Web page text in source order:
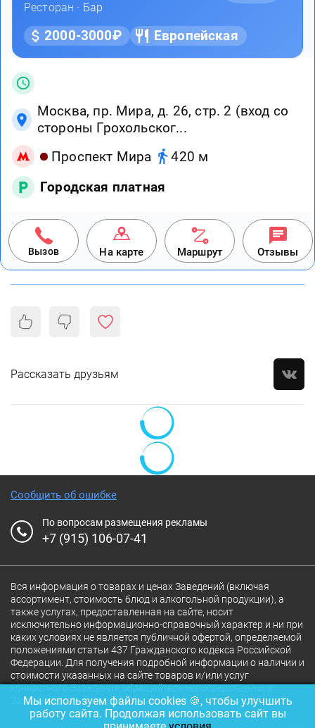
Ресторан · Бар
2000-3000₽ Европейская
Москва, пр. Мира, д. 26, стр. 2 (вход со
стороны Грохольског...
Проспект Мира
420 м
Городская платная
Вызов На карте Маршрут Отзывы
Рассказать друзьям
Сообщить об ошибке
По вопросам размещения рекламы
+7 (915) 106-07-41
Вся информация о товарах и ценах Заведений (включая
ассортимент, стоимость блюд и алкогольной продукции), а
также услугах, предоставленная на сайте, носит
исключительно информационно-справочный характер и ни при
каких условиях не является публичной офертой, определяемой
положениями статьи 437 Гражданского кодекса Российской
Федерации. Для получения подробной информации о наличии и
стоимости указанных на сайте товаров и/или услуг
конкретного Заведения обращайтесь непосредственно в
Заведение.
Мы используем файлы cookies 🍪, чтобы улучшить
работу сайта. Продолжая использовать сайт вы